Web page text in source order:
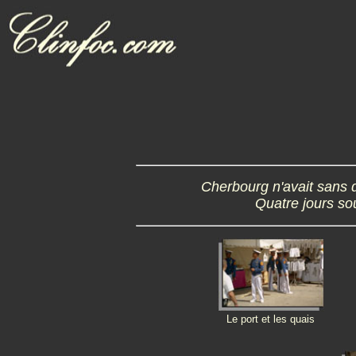
Cherbourg n'avait sans
Quatre jours
Le port et les quais